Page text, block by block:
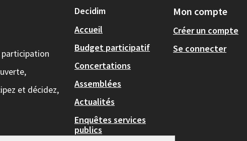
participation
et décidez,
Decidim
Accueil
Budget participatif
Concertations
Assemblées
Actualités
Enquêtes services
publics
Mon compte
Créer un compte
Se connecter